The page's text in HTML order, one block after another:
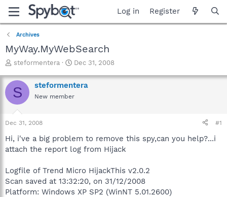
Log in Register
Archives
MyWay.MyWebSearch
T
r
e
a
t
r
t
r
steformentera
S
a
r
e
Dec 31, 2008
S steformentera
New member
Dec 31, 2008 #1
Hi, i've a big problem to remove this spy,can you help?...i
attach the report log from Hijack
Logfile of Trend Micro HijackThis v2.0.2
Scan saved at 13:32:20, on 31/12/2008
Platform: Windows XP SP2 (WinNT 5.01.2600)